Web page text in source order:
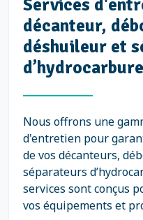
Services
décanteur,
déshuileur et
Nous offrons une
d'entretien pour
de vos décanteurs,
séparateurs
services sont conçus
vos équipements et